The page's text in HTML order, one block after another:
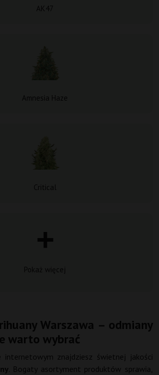
AK47
Amnesia Haze
Critical
Pokaż więcej
Warszawa – odmiany
warto wybrać
internetowym znajdziesz świetnej jakości
. Bogaty asortyment produktów sprawia,